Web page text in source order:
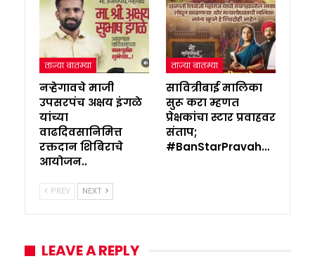
ताज्या बातम्या
नऱ्हेगावचे माजी
उपसरपंच अक्षय इंगळे
यांच्या
वाढदिवसानिमित्त
रक्तदान शिबिराचे
आयोजन..
ताज्या बातम्या
सावित्रीबाई मालिका
सुरू करा म्हणत
प्रेक्षकांचा स्टार प्रवाहवर
संताप;
#BanStarPravah…
PREV NEXT
LEAVE A REPLY